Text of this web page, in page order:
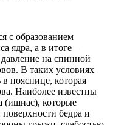
с образованием
ядра, а в итоге –
на спинной
В таких условиях
пояснице, которая
Наиболее известны
(ишиас), которые
бедра и